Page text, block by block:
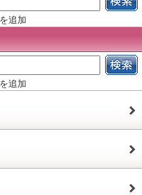
追加
追加